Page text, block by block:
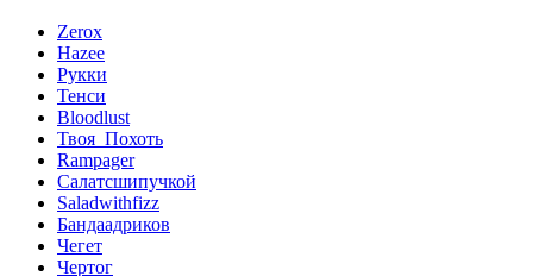
Zerox
Hazee
Рукки
Тенси
Bloodlust
Твоя_Похоть
Rampager
Салатсшипучкой
Saladwithfizz
Бандаадриков
Чегет
Чертог